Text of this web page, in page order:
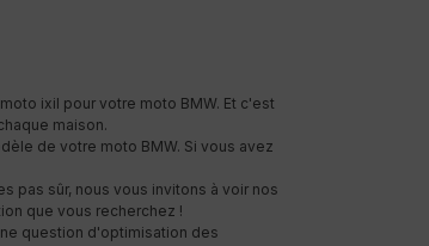
ixil pour votre moto BMW. Et c'est
maison.
de votre moto BMW. Si vous avez
pas sûr, nous vous invitons à voir nos
que vous recherchez !
question d'optimisation des